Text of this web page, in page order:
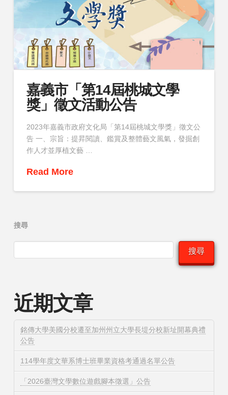
嘉義市「第14屆桃城文學
獎」徵文活動公告
2023年嘉義市政府文化局「第14屆桃城文學獎」徵文公
告 一、宗旨：提昇閱讀、鑑賞及整體藝文風氣，發掘創
作人才並厚植文藝 …
Read More
搜尋
搜尋
近期文章
銘傳大學美國分校遷至加州州立大學長堤分校新址開幕典禮
公告
114學年度文華系博士班畢業資格考通過名單公告
「2026臺灣文學數位遊戲腳本徵選」公告